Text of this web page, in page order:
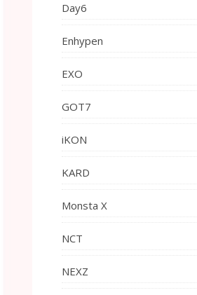
Day6
Enhypen
EXO
GOT7
iKON
KARD
Monsta X
NCT
NEXZ